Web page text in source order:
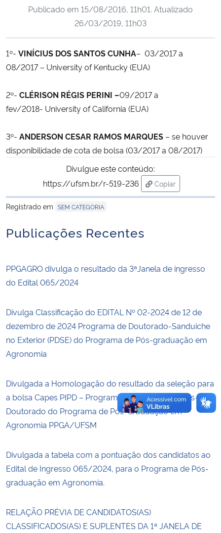
Ministério da Cidadania
Ministério do Meio Ambiente
Ministério do Turismo
Ministério do Desenvolvimento Regional
Secretaria de Governo
Advocacia-Geral da União
Banco Central do Brasil
Publicado em 15/08/2016, 11h01. Atualizado
26/03/2019, 11h03
1º- VINÍCIUS DOS SANTOS CUNHA– 03/2017 a
08/2017 – University of Kentucky (EUA)
2º- CLÉRISON RÉGIS PERINI –09/2017 a
fev/2018- University of California (EUA)
3º- ANDERSON CESAR RAMOS MARQUES – se houver
disponibilidade de cota de bolsa (03/2017 a 08/2017)
Divulgue este conteúdo:
https://ufsm.br/r-519-236
Copiar
para área de
Registrado em SEM CATEGORIA
Publicações Recentes
PPGAGRO divulga o resultado da 3ªJanela de ingresso
do Edital 065/2024
Divulga Classificação do EDITAL Nº 02-2024 de 12 de
dezembro de 2024 Programa de Doutorado-Sanduiche
no Exterior (PDSE) do Programa de Pós-graduação em
Agronomia
Divulgada a Homologação do resultado da seleção para
a bolsa Capes PIPD – Programa Institucional de Pós-
Doutorado do Programa de Pós-Graduação em
Agronomia PPGA/UFSM
Divulgada a tabela com a pontuação dos candidatos ao
Edital de Ingresso 065/2024, para o Programa de Pós-
graduação em Agronomia.
RELAÇÃO PRÉVIA DE CANDIDATOS(AS)
CLASSIFICADOS(AS) E SUPLENTES DA 1ª JANELA DE